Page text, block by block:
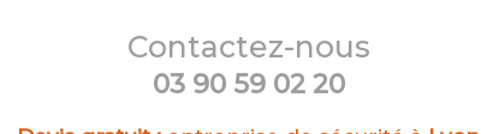
Contactez-nous
03 90 59 02 20